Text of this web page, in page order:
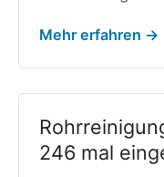
Mehr erfahren →
246 mal